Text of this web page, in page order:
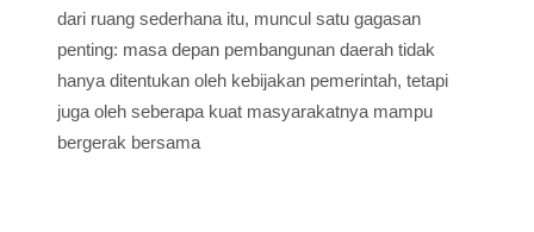
dari ruang sederhana itu, muncul satu gagasan
penting: masa depan pembangunan daerah tidak
hanya ditentukan oleh kebijakan pemerintah, tetapi
juga oleh seberapa kuat masyarakatnya mampu
bergerak bersama